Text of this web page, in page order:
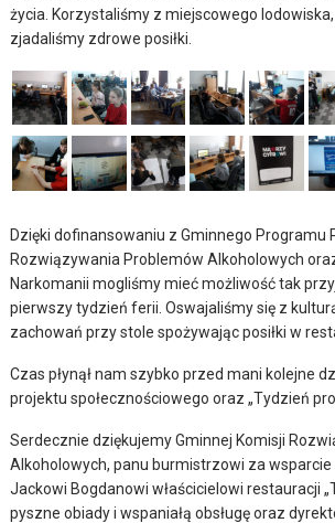
życia. Korzystaliśmy z miejscowego
zjadaliśmy zdrowe posiłki.
Dzięki dofinansowaniu z Gminnego Programu
Rozwiązywania Problemów Alkoholowych
Narkomanii mogliśmy mieć możliwość tak
pierwszy tydzień ferii. Oswajaliśmy się z
zachowań przy stole spożywając posiłki w
Czas płynął nam szybko przed mani kolejne
projektu społecznościowego oraz „Tydzień
Serdecznie dziękujemy Gminnej Komisji
Alkoholowych, panu burmistrzowi za wsparcie
Jackowi Bogdanowi właścicielowi restauracji
pyszne obiady i wspaniałą obsługę oraz